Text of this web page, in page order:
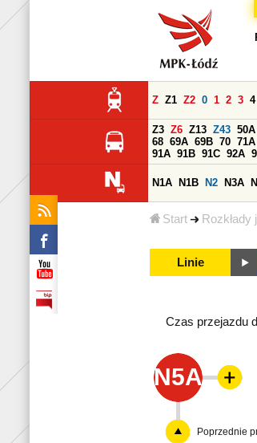
Start Rozkłady
Z Z1 Z2 0 1 2 3 4
Z3 Z6 Z13 Z43 50A
68 69A 69B 70 71A
91A 91B 91C 92A
N1A N1B N2 N3A
Linie
Czas przejazdu
N5A
Poprzednie